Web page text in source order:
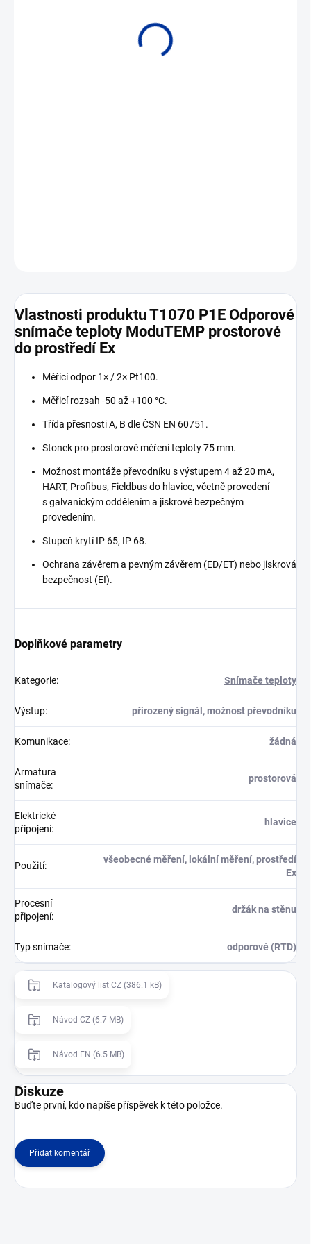
Vlastnosti produktu T1070 P1E Odporové
snímače teploty ModuTEMP prostorové
do prostředí Ex
Měřicí odpor 1× / 2× Pt100.
Měřicí rozsah -50 až +100 °C.
Třída přesnosti A, B dle ČSN EN 60751.
Stonek pro prostorové měření teploty 75 mm.
Možnost montáže převodníku s výstupem 4 až 20 mA,
HART, Profibus, Fieldbus do hlavice, včetně provedení
s galvanickým oddělením a jiskrově bezpečným
provedením.
Stupeň krytí IP 65, IP 68.
Ochrana závěrem a pevným závěrem (ED/ET) nebo jiskrová
bezpečnost (EI).
Doplňkové parametry
Kategorie: Snímače teploty
Výstup: přirozený signál, možnost převodníku
Komunikace: žádná
Armatura
snímače:
prostorová
Elektrické
připojení:
hlavice
Použití:
všeobecné měření, lokální měření, prostředí
Ex
Procesní
připojení:
držák na stěnu
Typ snímače: odporové (RTD)
Katalogový list CZ (386.1 kB)
Návod CZ (6.7 MB)
Návod EN (6.5 MB)
Diskuze
Buďte první, kdo napíše příspěvek k této položce.
Přidat komentář